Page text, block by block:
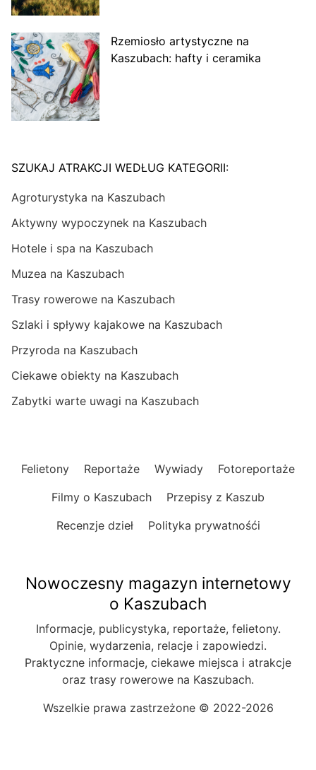
Rzemiosło artystyczne na
Kaszubach: hafty i ceramika
SZUKAJ ATRAKCJI WEDŁUG KATEGORII:
Agroturystyka na Kaszubach
Aktywny wypoczynek na Kaszubach
Hotele i spa na Kaszubach
Muzea na Kaszubach
Trasy rowerowe na Kaszubach
Szlaki i spływy kajakowe na Kaszubach
Przyroda na Kaszubach
Ciekawe obiekty na Kaszubach
Zabytki warte uwagi na Kaszubach
Felietony Reportaże Wywiady
Fotoreportaże
Filmy o Kaszubach
Przepisy z Kaszub
Recenzje dzieł
Polityka prywatnośći
Nowoczesny magazyn internetowy
o Kaszubach
Informacje, publicystyka, reportaże, felietony.
Opinie, wydarzenia, relacje i zapowiedzi.
Praktyczne informacje, ciekawe miejsca i atrakcje
oraz trasy rowerowe na Kaszubach.
Wszelkie prawa zastrzeżone © 2022-2026